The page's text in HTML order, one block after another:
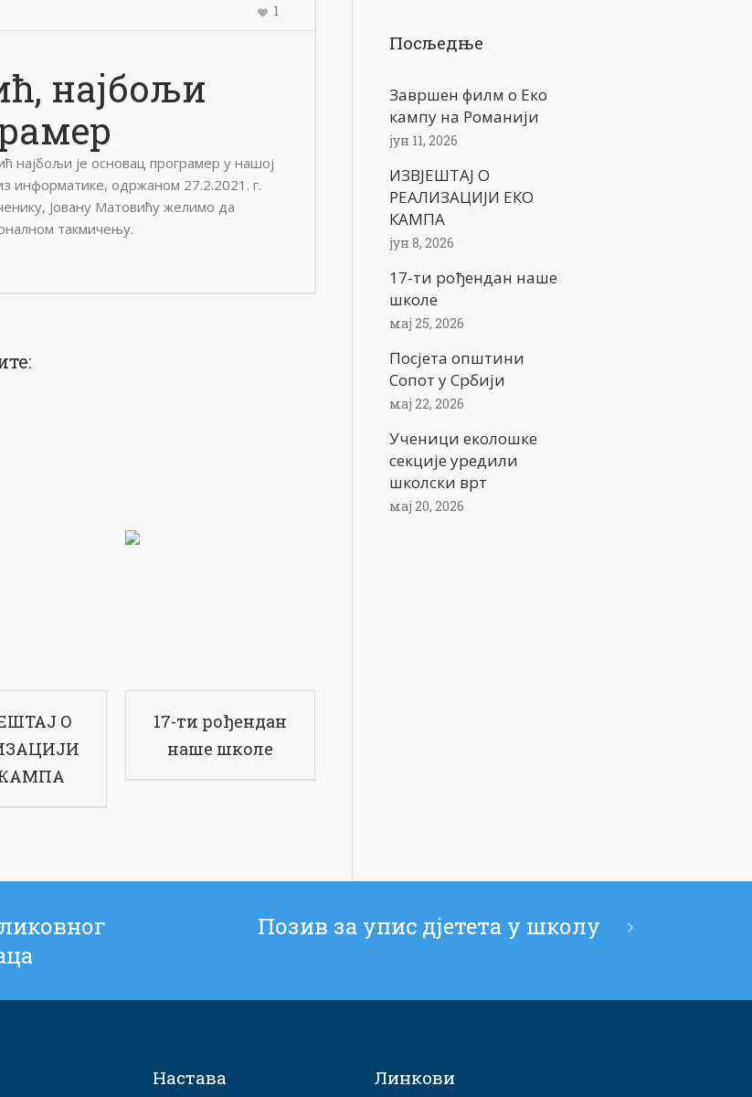
1
најбољи
најбољи је основaц програмер у нашој
информатике, одржаном 27.2.2021. г.
Јовану Матовићу желимо да
такмичењу.
О
17-ти рођендан
наше школе
Посљедње
Завршен филм о Еко
кампу на Романији
јун 11, 2026
ИЗВЈЕШТАЈ О
РЕАЛИЗАЦИЈИ ЕКО
КАМПА
јун 8, 2026
17-ти рођендан наше
школе
мај 25, 2026
Посјета општини
Сопот у Србији
мај 22, 2026
Ученици еколошке
секције уредили
школски врт
мај 20, 2026
Позив за упис дјетета у школу
Настава Линкови